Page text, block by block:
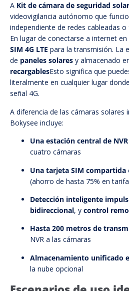
A Kit de cámara de seguridad
videovigilancia autónomo que
independiente de redes cableadas
En lugar de conectarse a internet en
SIM 4G LTE para la transmisión. La
de paneles solares y almacenado
recargablesEsto significa que
literalmente en cualquier lugar
señal 4G.
A diferencia de las cámaras solares
Bokysee incluye:
Una estación central de NVR
cuatro cámaras
Una tarjeta SIM compartida
(ahorro de hasta 75% en
Detección inteligente
bidireccional, y control
Hasta 200 metros de
NVR a las cámaras
Almacenamiento unificado
la nube opcional